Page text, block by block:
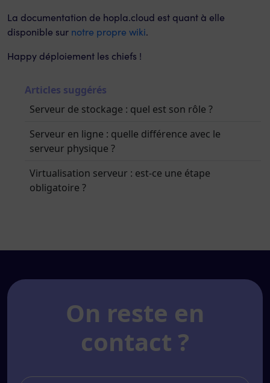
La documentation de hopla.cloud est quant à elle
disponible sur notre propre wiki.
Happy déploiement les chiefs !
Articles suggérés
Serveur de stockage : quel est son rôle ?
Serveur en ligne : quelle différence avec le
serveur physique ?
Virtualisation serveur : est-ce une étape
obligatoire ?
On reste en
contact ?